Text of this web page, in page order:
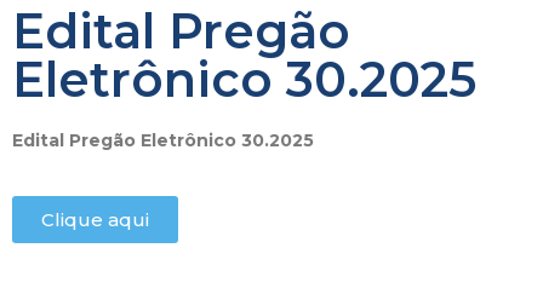
Edital Pregão
Eletrônico 30.2025
Edital Pregão Eletrônico 30.2025
Clique aqui